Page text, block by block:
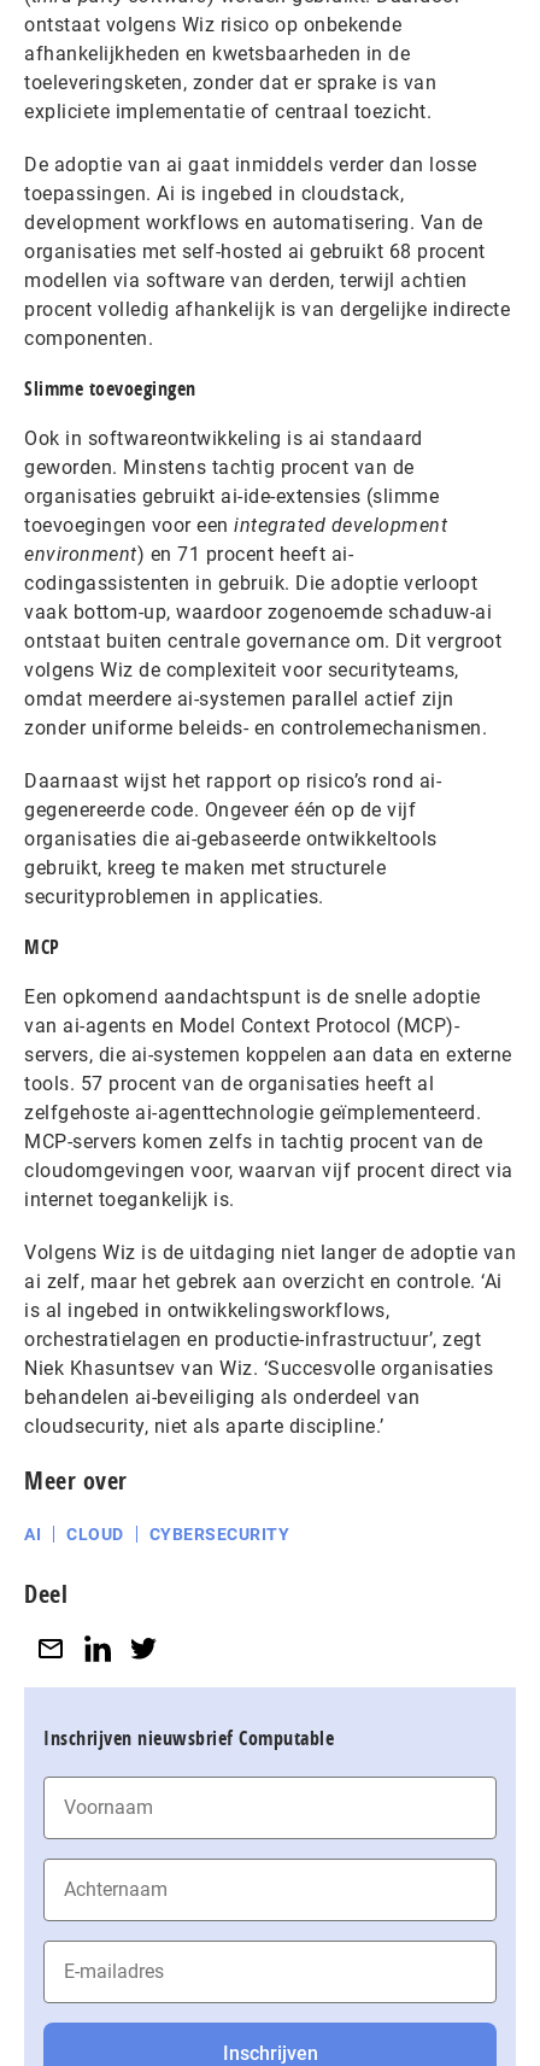
ontstaat volgens Wiz risico op onbekende
afhankelijkheden en kwetsbaarheden in de
toeleveringsketen, zonder dat er sprake is van
expliciete implementatie of centraal toezicht.
De adoptie van ai gaat inmiddels verder dan losse
toepassingen. Ai is ingebed in cloudstack,
development workflows en automatisering. Van de
organisaties met self-hosted ai gebruikt 68 procent
modellen via software van derden, terwijl achtien
procent volledig afhankelijk is van dergelijke indirecte
componenten.
Slimme toevoegingen
Ook in softwareontwikkeling is ai standaard
geworden. Minstens tachtig procent van de
organisaties gebruikt ai-ide-extensies (slimme
toevoegingen voor een integrated development
environment) en 71 procent heeft ai-
codingassistenten in gebruik. Die adoptie verloopt
vaak bottom-up, waardoor zogenoemde schaduw-ai
ontstaat buiten centrale governance om. Dit vergroot
volgens Wiz de complexiteit voor securityteams,
omdat meerdere ai-systemen parallel actief zijn
zonder uniforme beleids- en controlemechanismen.
Daarnaast wijst het rapport op risico’s rond ai-
gegenereerde code. Ongeveer één op de vijf
organisaties die ai-gebaseerde ontwikkeltools
gebruikt, kreeg te maken met structurele
securityproblemen in applicaties.
MCP
Een opkomend aandachtspunt is de snelle adoptie
van ai-agents en Model Context Protocol (MCP)-
servers, die ai-systemen koppelen aan data en externe
tools. 57 procent van de organisaties heeft al
zelfgehoste ai-agenttechnologie geïmplementeerd.
MCP-servers komen zelfs in tachtig procent van de
cloudomgevingen voor, waarvan vijf procent direct via
internet toegankelijk is.
Volgens Wiz is de uitdaging niet langer de adoptie van
ai zelf, maar het gebrek aan overzicht en controle. ‘Ai
is al ingebed in ontwikkelingsworkflows,
orchestratielagen en productie-infrastructuur’, zegt
Niek Khasuntsev van Wiz. ‘Succesvolle organisaties
behandelen ai-beveiliging als onderdeel van
cloudsecurity, niet als aparte discipline.’
Meer over
AI CLOUD CYBERSECURITY
Deel
Inschrijven nieuwsbrief Computable